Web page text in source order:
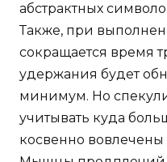
абстрактных
Также, при
сокращается время
удержания будет
минимум. Но
учитывать куда
косвенно